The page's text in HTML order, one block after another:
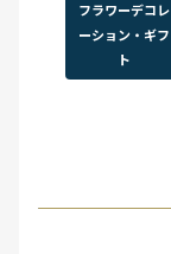
フラワーデコレ
ーション・ギフ
ト